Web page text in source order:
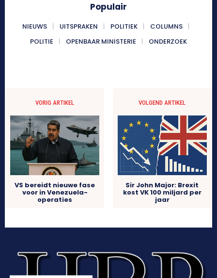
Populair
NIEUWS UITSPRAKEN POLITIEK
COLUMNS
POLITIE
OPENBAAR MINISTERIE ONDERZOEK
VORIG ARTIKEL
VS bereidt nieuwe fase
voor in Venezuela-
operaties
VOLGEND ARTIKEL
Sir John Major: Brexit
kost VK 100 miljard per
jaar